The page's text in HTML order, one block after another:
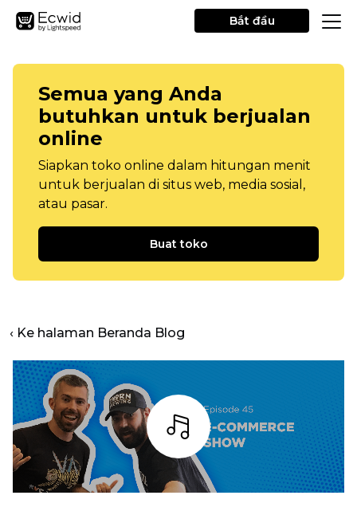
Bắt đầu
Semua yang Anda
butuhkan untuk berjualan
online
Siapkan toko online dalam hitungan menit
untuk berjualan di situs web, media sosial,
atau pasar.
Buat toko
‹ Ke halaman Beranda Blog
Mendengarkan